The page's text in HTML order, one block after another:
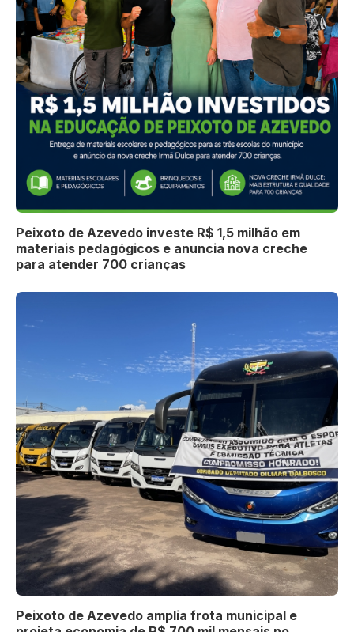
Peixoto de Azevedo investe R$ 1,5 milhão em
materiais pedagógicos e anuncia nova creche
para atender 700 crianças
Peixoto de Azevedo amplia frota municipal e